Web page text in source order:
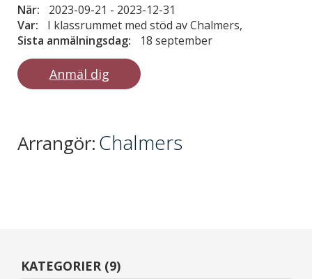
När: 2023-09-21 - 2023-12-31
Var:
I klassrummet med stöd av Chalmers,
Sista anmälningsdag:
18 september
Anmäl dig
Arrangör:Chalmers
KATEGORIER (9)